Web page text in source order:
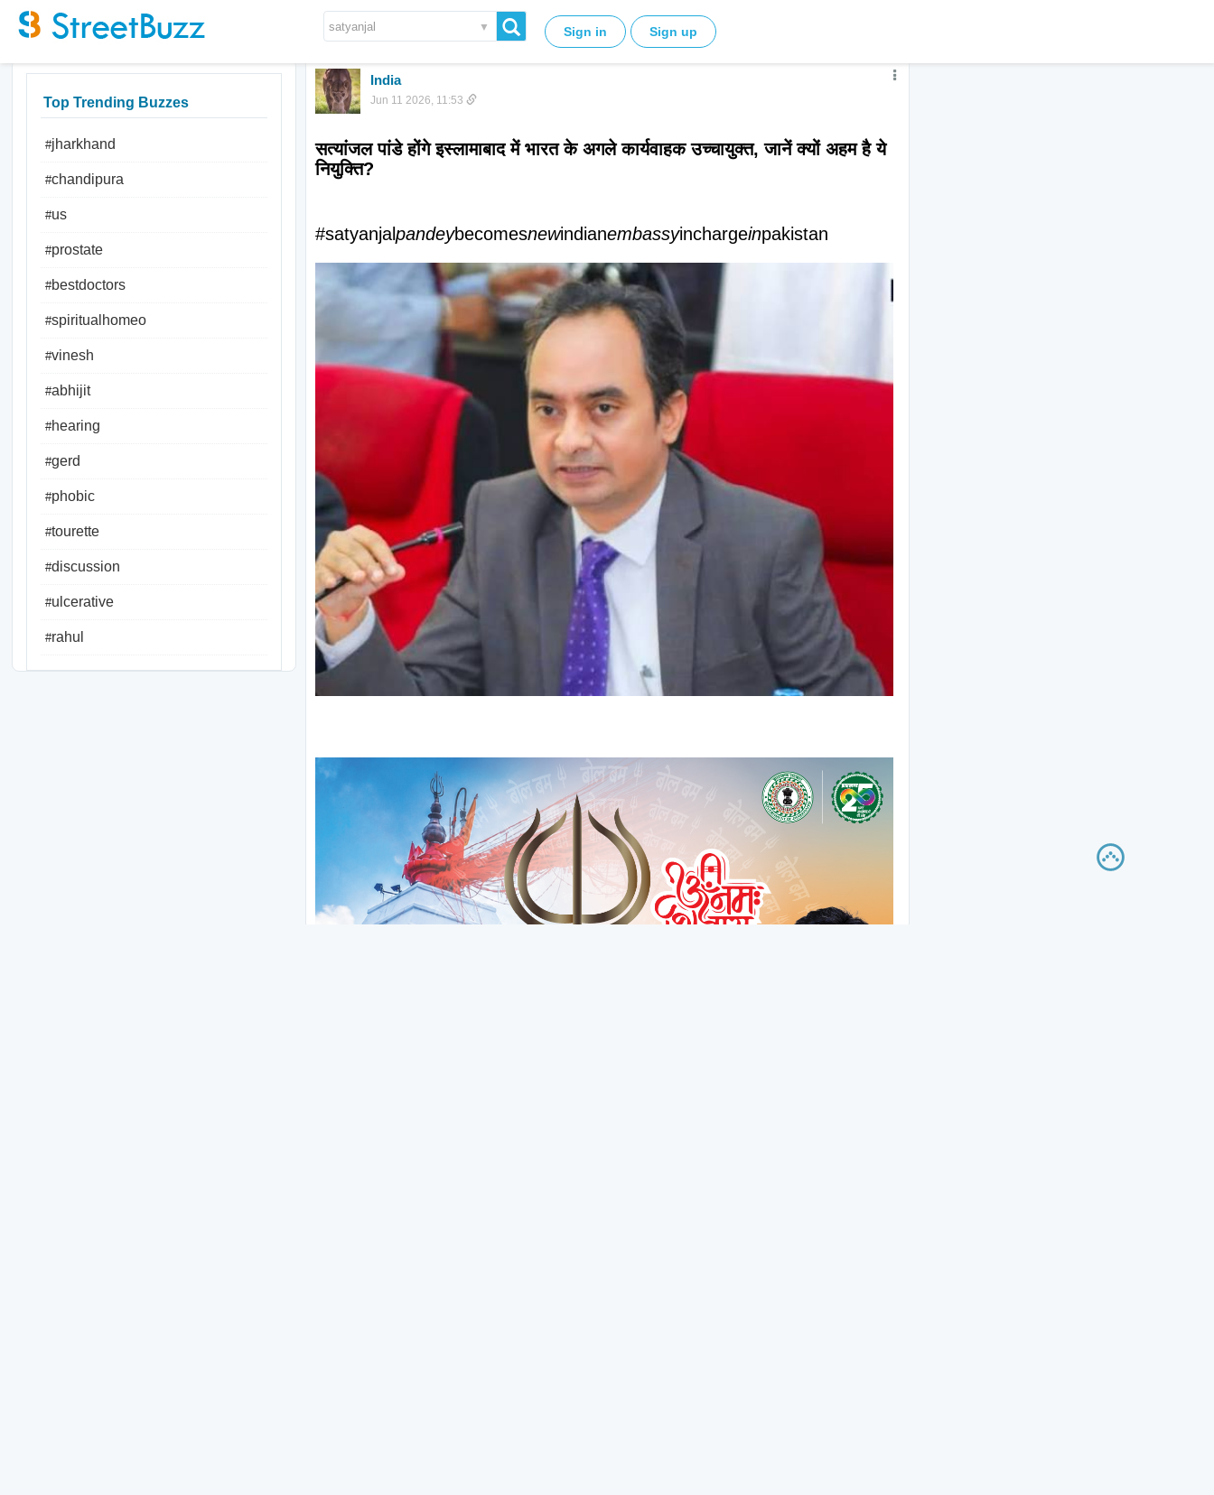
▼ Sign in Sign up
Top Trending Buzzes
#jharkhand
#chandipura
#us
#prostate
#bestdoctors
#spiritualhomeo
#vinesh
#abhijit
#hearing
#gerd
#phobic
#tourette
#discussion
#ulcerative
#rahul
India
Jun 11 2026, 11:53
सत्यांजल पांडे होंगे इस्लामाबाद में भारत के अगले कार्यवाहक उच्चायुक्त, जानें क्यों अहम है ये
नियुक्ति?
#satyanjalpandeybecomesnewindianembassyinchargeinpakistan